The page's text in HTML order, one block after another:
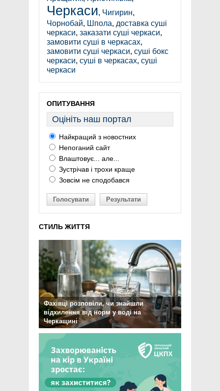
Черкаси, Чигирин,
Чорнобай, Шпола, доставка суші
черкаси, заказати суші черкаси,
замовити суші в черкасах,
замовити суші черкаси, суші бокс
черкаси, суші в черкасах, суші
черкаси
ОПИТУВАННЯ
Оцініть наш портал
Найкращий з новостних
Непоганий сайт
Влаштовує... але...
Зустрічав і трохи краще
Зовсім не сподобався
Голосувати Результати
СТИЛЬ ЖИТТЯ
Фахівці розповіли, чи знайшли
відхилення від норм у воді на
Черкащині